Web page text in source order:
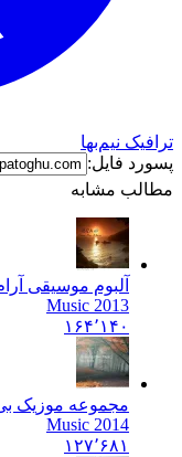
ترافیک نیم‌بها
پسورد فایل:
مطالب مشابه
آلبوم موسیقی آرام
Music 2013
۱۶۴٬۱۴۰
مجموعه موزیک بی
Music 2014
۱۲۷٬۶۸۱